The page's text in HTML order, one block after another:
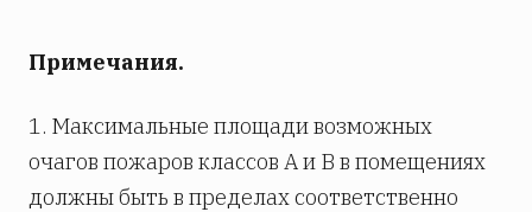
Примечания.
1. Максимальные площади возможных
очагов пожаров классов А и В в помещениях
должны быть в пределах соответственно